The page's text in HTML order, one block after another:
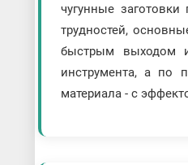
чугунные
трудностей,
быстрым выходом
инструмента, а по
материала - с